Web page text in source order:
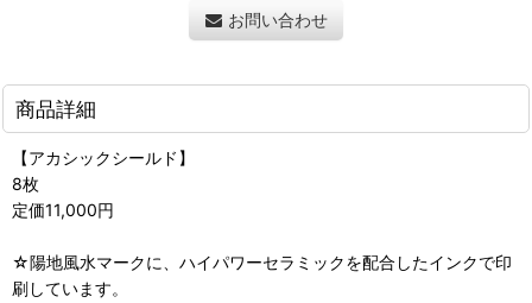
お問い合わせ
商品詳細
【アカシックシールド】
8枚
定価11,000円
☆陽地風水マークに、ハイパワーセラミックを配合したインクで印
刷しています。